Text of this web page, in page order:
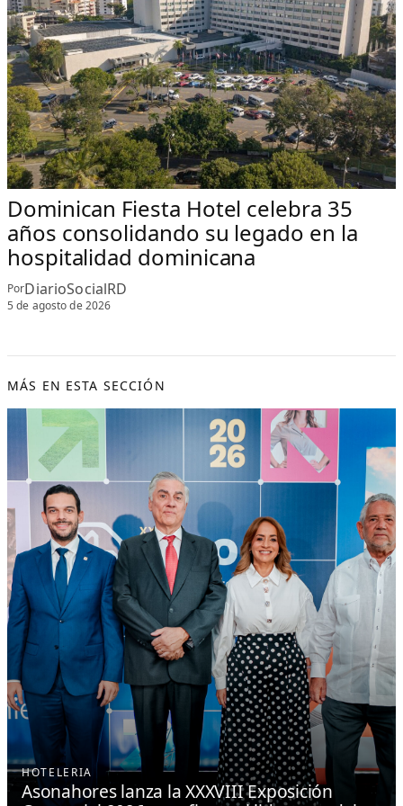
Dominican Fiesta Hotel celebra 35
años consolidando su legado en la
hospitalidad dominicana
PorDiarioSocialRD
5 de agosto de 2026
MÁS EN ESTA SECCIÓN
HOTELERIA
Asonahores lanza la XXXVIII Exposición